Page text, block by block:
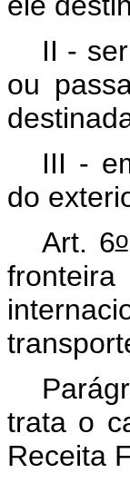
II -
ou
III -
do
Art. 6o
trata o
Receita